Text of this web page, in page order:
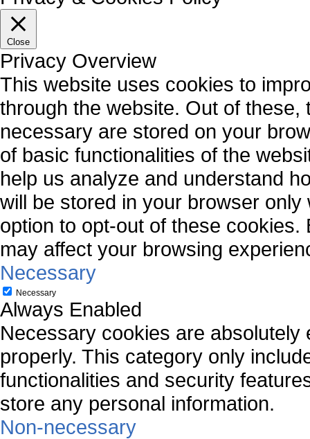
Close
Privacy Overview
This website uses cookies to
through the website. Out of
necessary are stored on your
of basic functionalities of the
help us analyze and understand
will be stored in your browser
option to opt-out of these
may affect your browsing
Necessary
Necessary
Always Enabled
Necessary cookies are
properly. This category only
functionalities and security
store any personal information.
Non-necessary